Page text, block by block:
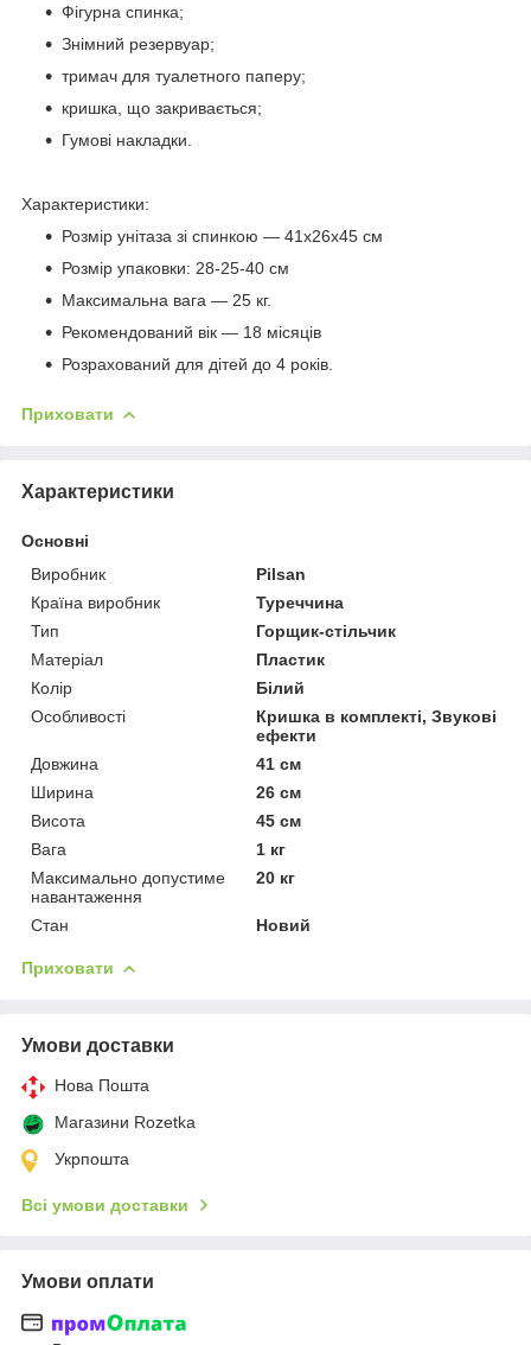
Фігурна спинка;
Знімний резервуар;
тримач для туалетного паперу;
кришка, що закривається;
Гумові накладки.
Характеристики:
Розмір унітаза зі спинкою — 41х26х45 см
Розмір упаковки: 28-25-40 см
Максимальна вага — 25 кг.
Рекомендований вік — 18 місяців
Розрахований для дітей до 4 років.
Приховати
Характеристики
Основні
Виробник
Pilsan
Країна виробник
Туреччина
Тип
Горщик-стільчик
Матеріал
Пластик
Колір
Білий
Особливості
Кришка в комплекті, Звукові
ефекти
Довжина
41 см
Ширина
26 см
Висота
45 см
Вага
1 кг
Максимально допустиме
навантаження
20 кг
Стан Новий
Приховати
Умови доставки
Нова Пошта
Магазини Rozetka
Укрпошта
Всі умови доставки
Умови оплати